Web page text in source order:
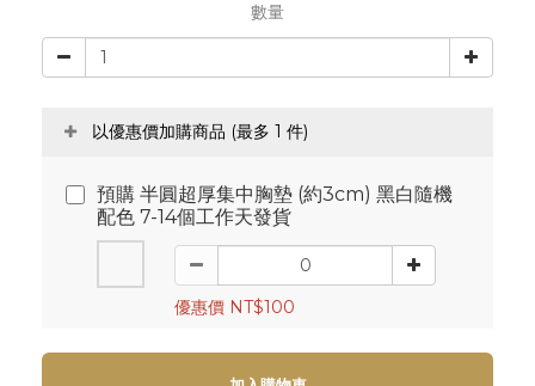
數量
以優惠價加購商品 (最多 1 件)
預購 半圓超厚集中胸墊 (約3cm) 黑白隨機
配色 7-14個工作天發貨
優惠價 NT$100